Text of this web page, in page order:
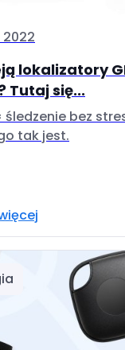
lokalizatory
Tutaj się...
śledzenie bez
tak jest.